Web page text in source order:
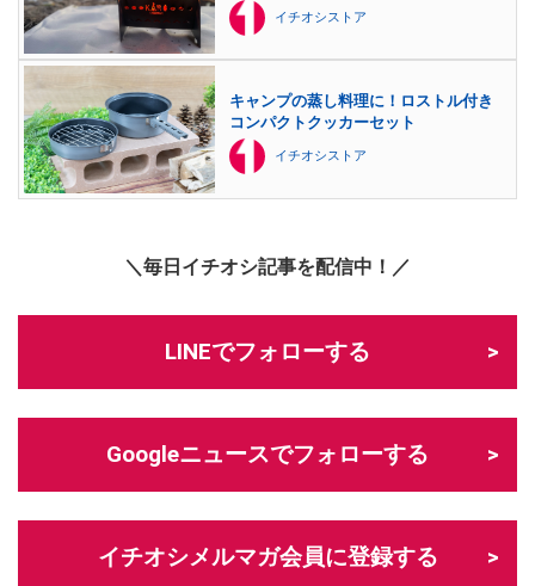
イチオシストア
キャンプの蒸し料理に！ロストル付き
コンパクトクッカーセット
イチオシストア
＼毎日イチオシ記事を配信中！／
LINEでフォローする
Googleニュースでフォローする
イチオシメルマガ会員に登録する